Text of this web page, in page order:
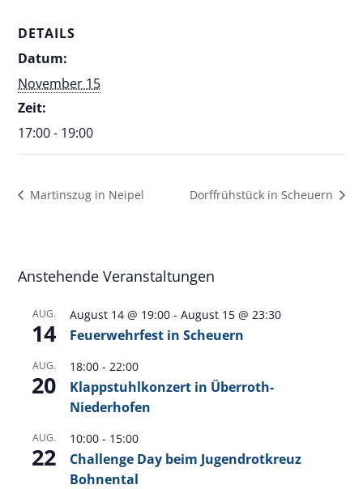
DETAILS
Datum:
November 15
Zeit:
17:00 - 19:00
Martinszug in Neipel Dorffrühstück in Scheuern
Anstehende Veranstaltungen
AUG.
14
August 14 @ 19:00 -August 15 @ 23:30
Feuerwehrfest in Scheuern
AUG.
20
18:00 -22:00
Klappstuhlkonzert in Überroth-
Niederhofen
AUG.
22
10:00 - 15:00
Challenge Day beim Jugendrotkreuz
Bohnental